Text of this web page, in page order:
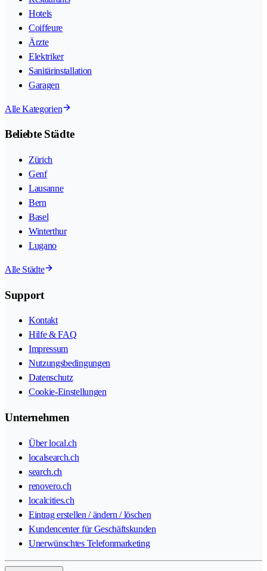
Hotels
Coiffeure
Ärzte
Elektriker
Sanitärinstallation
Garagen
Alle Kategorien
Beliebte Städte
Zürich
Genf
Lausanne
Bern
Basel
Winterthur
Lugano
Alle Städte
Support
Kontakt
Hilfe & FAQ
Impressum
Nutzungsbedingungen
Datenschutz
Cookie-Einstellungen
Unternehmen
Über local.ch
localsearch.ch
search.ch
renovero.ch
localcities.ch
Eintrag erstellen / ändern / löschen
Kundencenter für Geschäftskunden
Unerwünschtes Telefonmarketing